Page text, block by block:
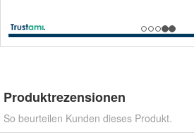
Produktrezensionen
So beurteilen Kunden dieses Produkt.